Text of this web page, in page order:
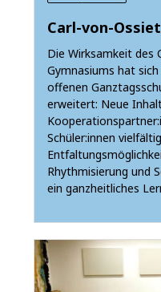
Carl-von-
Die Wirksamkeit des
Gymnasiums hat
offenen
erweitert: Neue
Schüler:innen
Rhythmisierung und
ein ganzheitliches